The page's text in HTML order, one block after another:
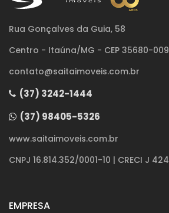
Rua Gonçalves da Guia, 58
Centro - Itaúna/MG - CEP 35680-009
contato@saitaimoveis.com.br
(37) 3242-1444
(37) 98405-5326
www.saitaimoveis.com.br
CNPJ 16.814.352/0001-10 | CRECI J 424
EMPRESA